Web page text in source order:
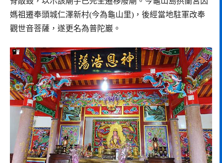
媽祖遷奉頭城仁澤新村(今為龜山里)，後經當地駐軍改奉
觀世音菩薩，遂更名為普陀巖。